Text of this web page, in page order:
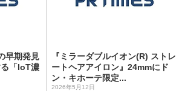
早期発見
「IoT濃
『ミラーダブルイオン(R) ストレ
ートヘアアイロン』24mmにド
ン・キホーテ限定...
2026年5月12日